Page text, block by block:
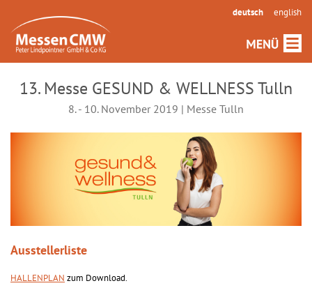
deutsch english
13. Messe GESUND & WELLNESS Tulln
8. - 10. November 2019 | Messe Tulln
Ausstellerliste
HALLENPLAN zum Download.